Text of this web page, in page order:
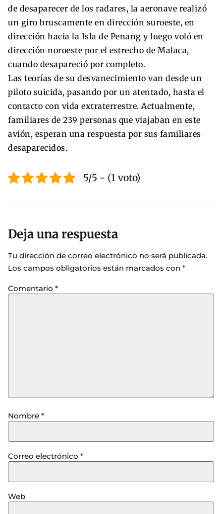
de desaparecer de los radares, la aeronave realizó
un giro bruscamente en dirección suroeste, en
dirección hacia la Isla de Penang y luego voló en
dirección noroeste por el estrecho de Malaca,
cuando desapareció por completo.
Las teorías de su desvanecimiento van desde un
piloto suicida, pasando por un atentado, hasta el
contacto con vida extraterrestre. Actualmente,
familiares de 239 personas que viajaban en este
avión, esperan una respuesta por sus familiares
desaparecidos.
5/5 - (1 voto)
Deja una respuesta
Tu dirección de correo electrónico no será publicada.
Los campos obligatorios están marcados con *
Comentario *
Nombre *
Correo electrónico *
Web